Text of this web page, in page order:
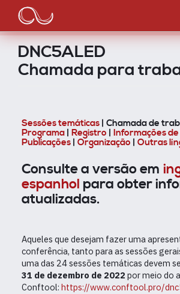
main
content
Main
navigation
DNC5ALED
Chamada para
Sessões temáticas | Chamada de
Programa Registro Informações
Publicações Organização Outras
Consulte a versão em
espanhol para obter
atualizadas.
Aqueles que desejam fazer uma
conferência, tanto para as sessões
uma das 24 sessões temáticas devem
31 de dezembro de 2022 por meio do
Conftool: https://www.conftool.pro/